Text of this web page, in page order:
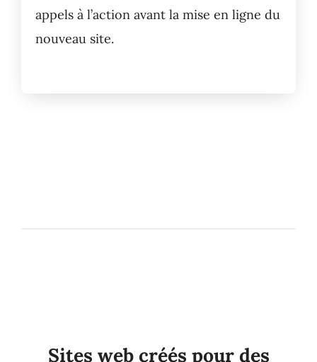
appels à l’action avant la mise en ligne du
nouveau site.
Sites web créés pour des